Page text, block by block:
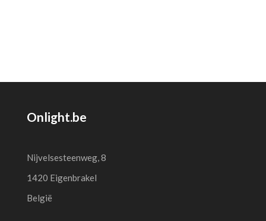
Onlight.be
Nijvelsesteenweg, 8
1420 Eigenbrakel
België